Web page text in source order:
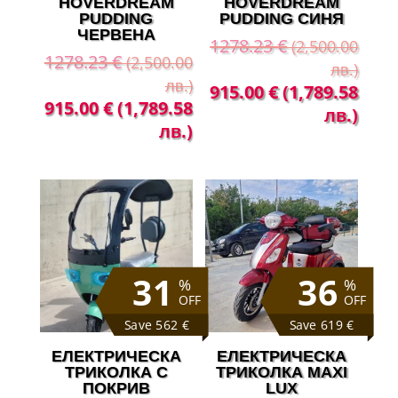
PUDDING
ЧЕРВЕНА
1278.23€ (2,500.00
лв.)
Original
1278.23 €
(2,500.00
лв.).
915.00€(1,789.58
лв.)
Текущата
цена
915.00 €
(1,789.58
лв.).
PUDDING СИНЯ
1278.23€ (2,500.00
лв.)
Original
(2,500.00
лв.).
915.00€(1,789.58
лв.)цена
лв.).
%
OFF
31
Save 562 €
ЕЛЕКТРИЧЕСКА
ТРИКОЛКА С
ПОКРИВ
%
OFF
36
Save 619 €
ЕЛЕКТРИЧЕСКА
ТРИКОЛКА MAXI
LUX